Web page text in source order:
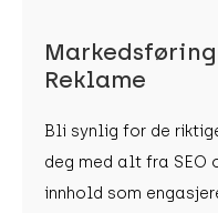
Reklame
Bli synlig for de
deg med alt fra SEO
innhold som